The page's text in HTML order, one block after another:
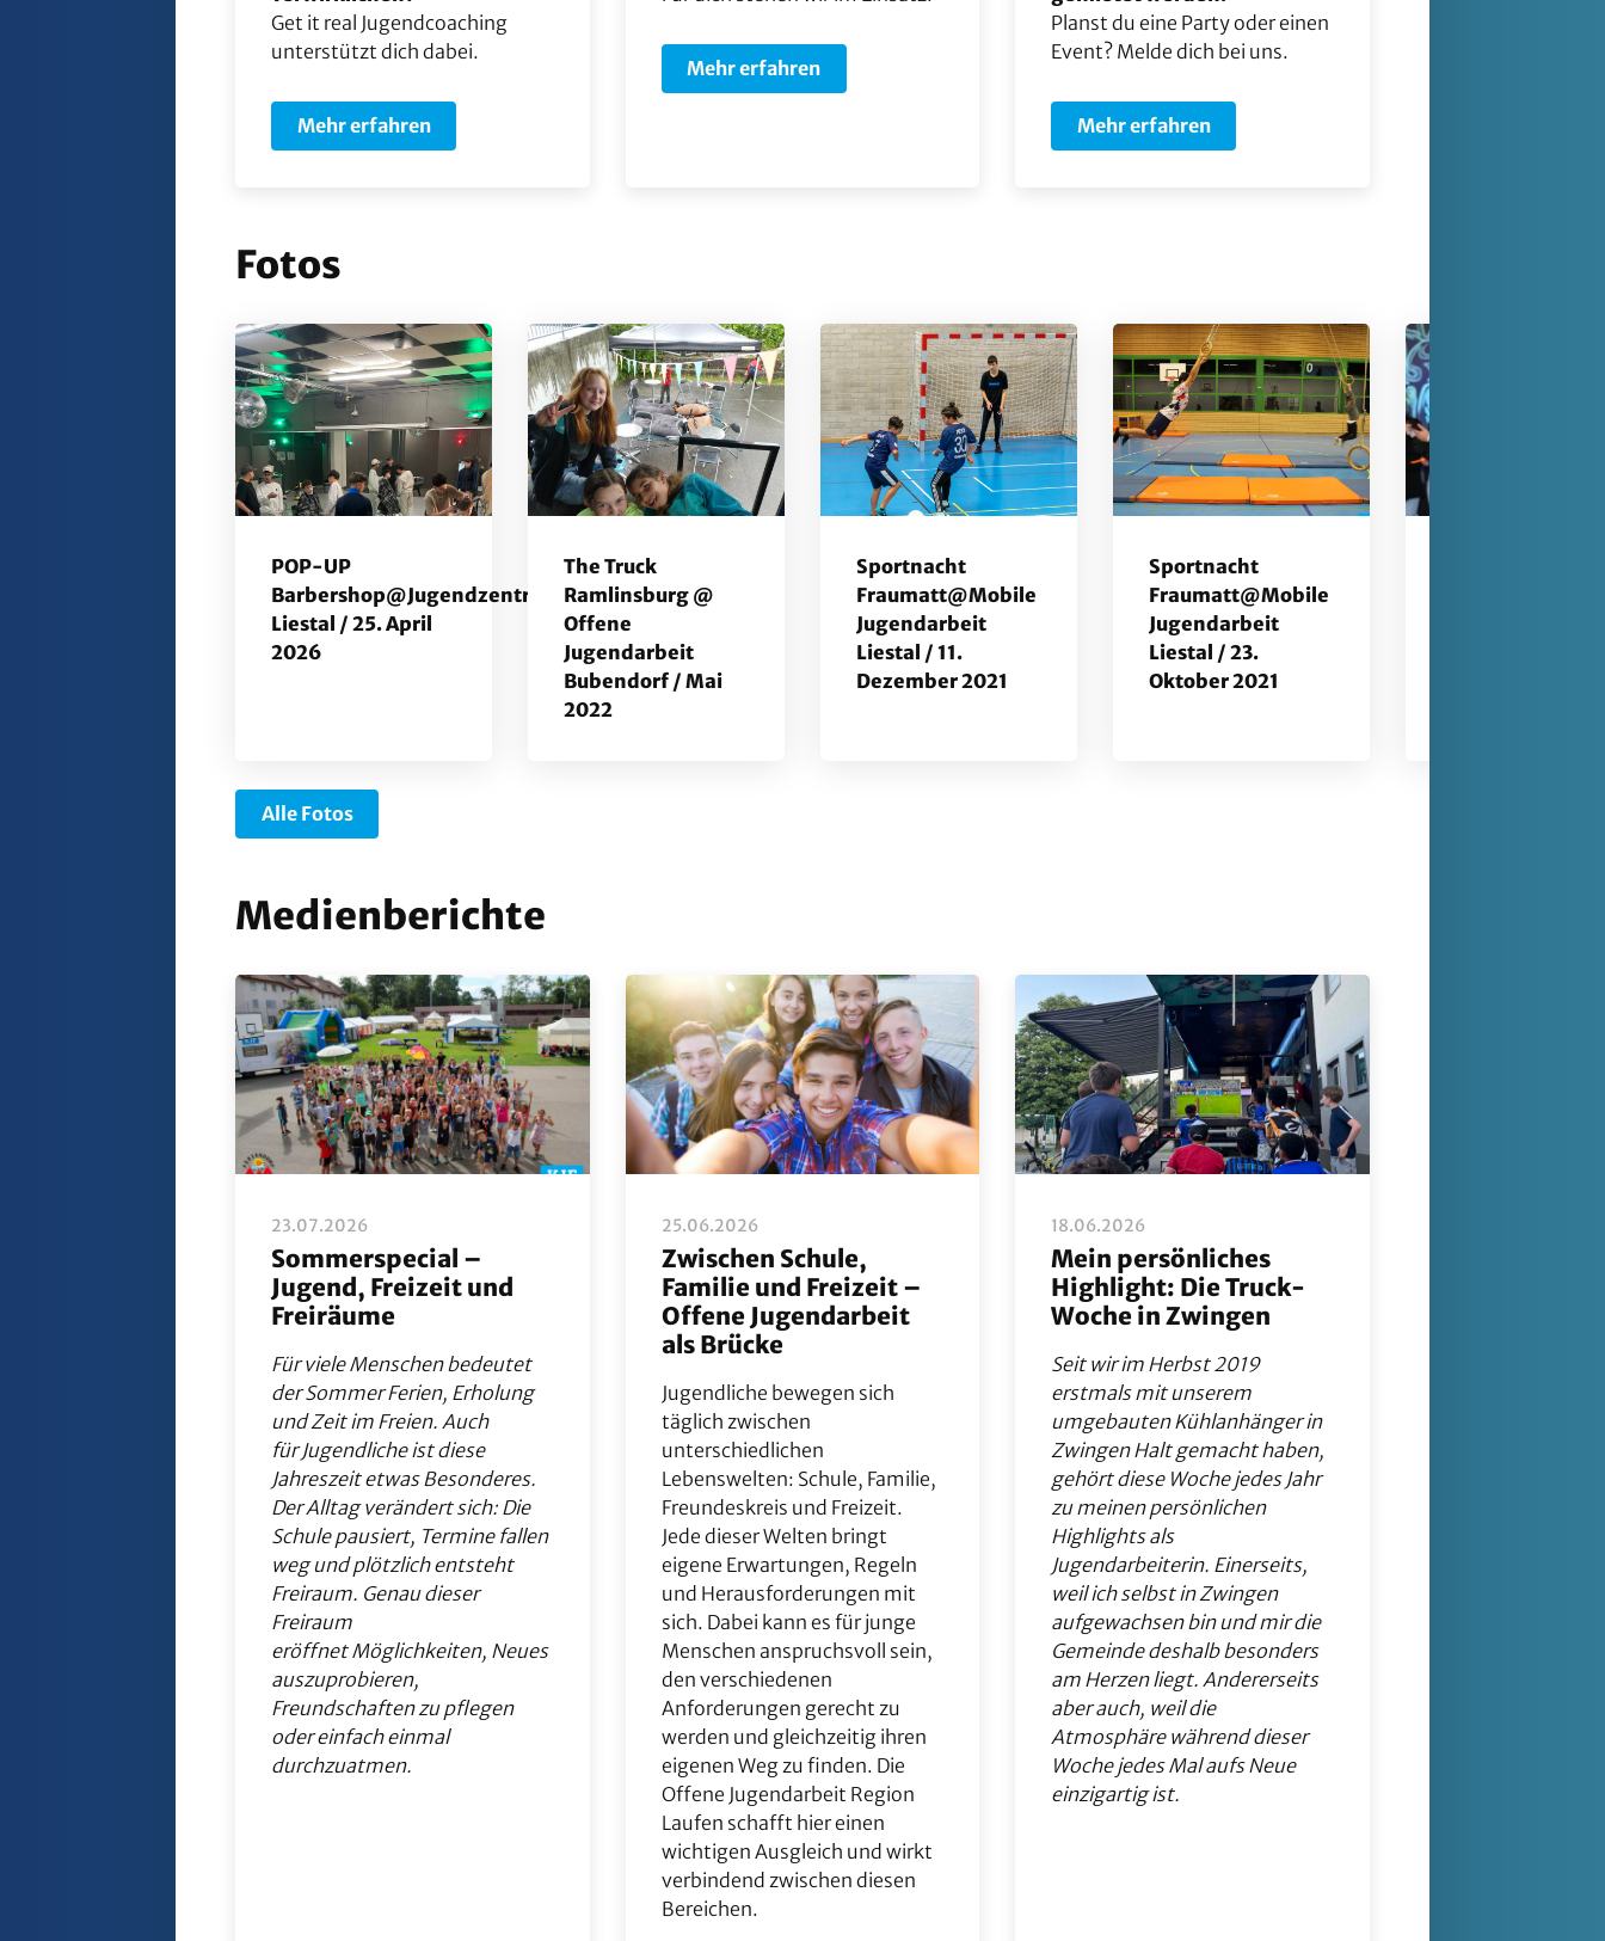
Get it real Jugendcoaching
unterstützt dich dabei.
Mehr erfahren
Mehr erfahren
Planst du eine Party oder einen
Event? Melde dich bei uns.
Mehr erfahren
Fotos
POP-UP
Barbershop@Jugendzentrum
Liestal / 25. April
2026
The Truck
Ramlinsburg @
Offene
Jugendarbeit
Bubendorf / Mai
2022
Sportnacht
Fraumatt@Mobile
Jugendarbeit
Liestal / 11.
Dezember 2021
Sportnacht
Fraumatt@Mobile
Jugendarbeit
Liestal / 23.
Oktober 2021
Alle Fotos
Medienberichte
23.07.2026
Sommerspecial –
Jugend, Freizeit und
Freiräume
Für viele Menschen bedeutet
der Sommer Ferien, Erholung
und Zeit im Freien. Auch
für Jugendliche ist diese
Jahreszeit etwas Besonderes.
Der Alltag verändert sich: Die
Schule pausiert, Termine fallen
weg und plötzlich entsteht
Freiraum. Genau dieser
Freiraum
eröffnet Möglichkeiten, Neues
auszuprobieren,
Freundschaften zu pflegen
oder einfach einmal
durchzuatmen.
25.06.2026
Zwischen Schule,
Familie und Freizeit –
Offene Jugendarbeit
als Brücke
Jugendliche bewegen sich
täglich zwischen
unterschiedlichen
Lebenswelten: Schule, Familie,
Freundeskreis und Freizeit.
Jede dieser Welten bringt
eigene Erwartungen, Regeln
und Herausforderungen mit
sich. Dabei kann es für junge
Menschen anspruchsvoll sein,
den verschiedenen
Anforderungen gerecht zu
werden und gleichzeitig ihren
eigenen Weg zu finden. Die
Offene Jugendarbeit Region
Laufen schafft hier einen
wichtigen Ausgleich und wirkt
verbindend zwischen diesen
Bereichen.
18.06.2026
Mein persönliches
Highlight: Die Truck-
Woche in Zwingen
Seit wir im Herbst 2019
erstmals mit unserem
umgebauten Kühlanhänger in
Zwingen Halt gemacht haben,
gehört diese Woche jedes Jahr
zu meinen persönlichen
Highlights als
Jugendarbeiterin. Einerseits,
weil ich selbst in Zwingen
aufgewachsen bin und mir die
Gemeinde deshalb besonders
am Herzen liegt. Andererseits
aber auch, weil die
Atmosphäre während dieser
Woche jedes Mal aufs Neue
einzigartig ist.